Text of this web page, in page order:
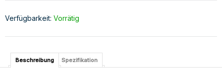
Verfügbarkeit: Vorrätig
Beschreibung Spezifikation